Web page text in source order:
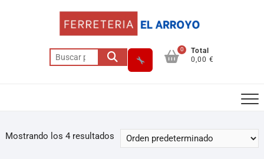
0
Total
0,00 €
Mostrando los 4 resultados